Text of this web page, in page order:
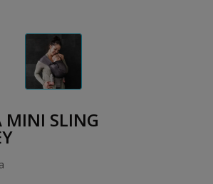
MINI SLING